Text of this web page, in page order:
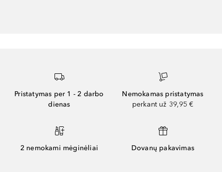
Pristatymas per 1 - 2 darbo
dienas
Nemokamas pristatymas
perkant už 39,95 €
2 nemokami mėginėliai Dovanų pakavimas